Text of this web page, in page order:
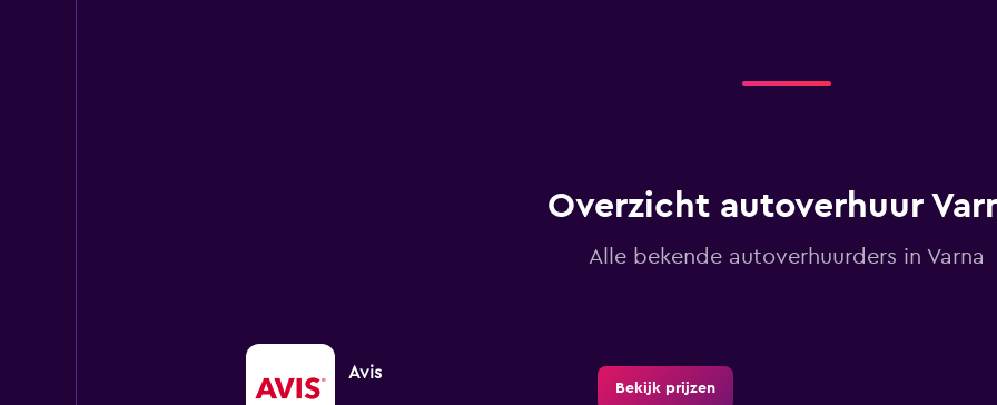
Overzicht autoverhuur
Alle bekende autoverhuurders in Varna
Avis
Bekijk prijzen